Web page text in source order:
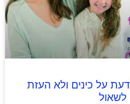
על כינים ולא העזת
לשאול